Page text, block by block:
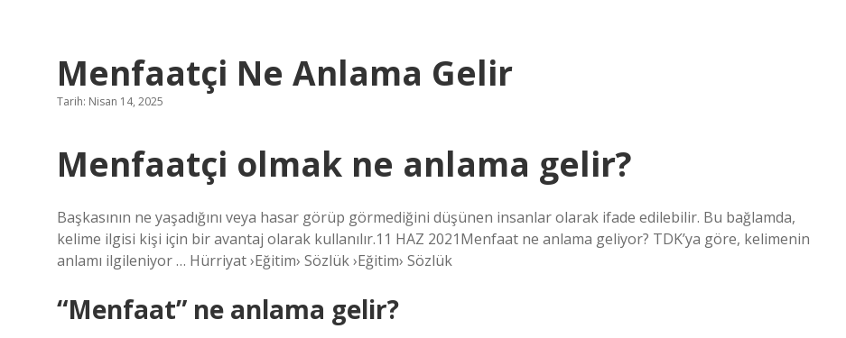
Menfaatçi Ne Anlama Gelir
Tarih: Nisan 14, 2025
Menfaatçi olmak ne anlama gelir?
Başkasının ne yaşadığını veya hasar görüp görmediğini düşünen insanlar olarak ifade edilebilir. Bu bağlamda,
kelime ilgisi kişi için bir avantaj olarak kullanılır.11 HAZ 2021Menfaat ne anlama geliyor? TDK’ya göre, kelimenin
anlamı ilgileniyor … Hürriyat ›Eğitim› Sözlük ›Eğitim› Sözlük
“Menfaat” ne anlama gelir?